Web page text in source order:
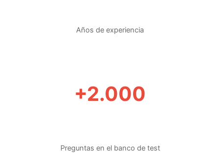
Años de experiencia
+2.000
Preguntas en el banco de test